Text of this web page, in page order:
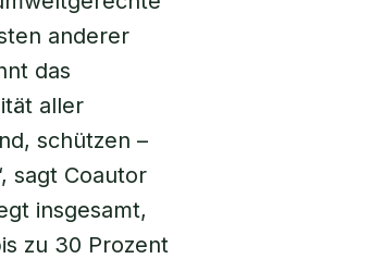
anderer
das
aller
schützen –
sagt Coautor
insgesamt,
zu 30 Prozent